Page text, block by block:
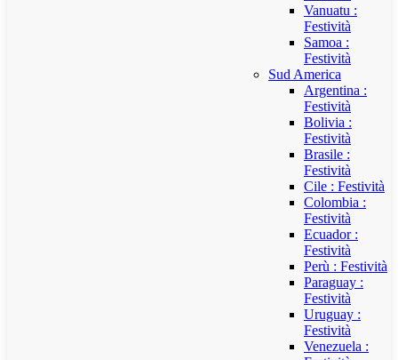
Vanuatu :
Festività
Samoa :
Festività
Sud America
Argentina :
Festività
Bolivia :
Festività
Brasile :
Festività
Cile : Festività
Colombia :
Festività
Ecuador :
Festività
Perù : Festività
Paraguay :
Festività
Uruguay :
Festività
Venezuela :